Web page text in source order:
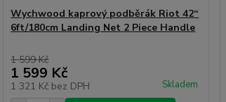
Wychwood kaprový podběrák Riot 42“
6ft/180cm Landing Net 2 Piece Handle
1 599 Kč
1 599 Kč
1 321 Kč bez DPH Skladem